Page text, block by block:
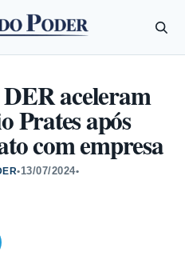
aceleram
Prates após
com empresa
•13/07/2024•